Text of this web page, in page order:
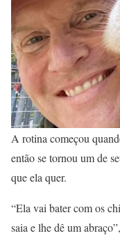
A rotina começou
então se tornou um de
que ela quer.
“Ela vai bater com os
saia e lhe dê um